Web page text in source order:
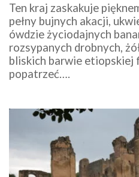
Ten kraj zaskakuje
pełny bujnych akacji,
ówdzie życiodajnych
rozsypanych drobnych,
bliskich barwie etiopskiej
popatrzeć….